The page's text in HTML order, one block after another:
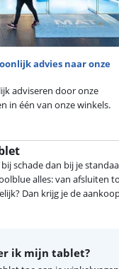
advies naar onze
adviseren door onze
in één van onze winkels.
schade dan bij je
alles: van afsluiten
Dan krijg je de
ik mijn tablet?